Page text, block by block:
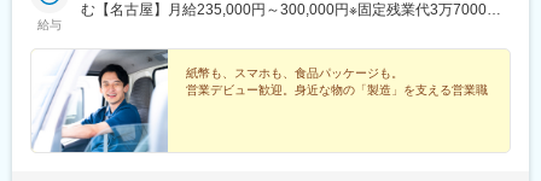
給与
む【名古屋】月給235,000円～300,000円※固定残業代3万7000円
円を含む【長野】月給215,000円～300,000円※固定残業代3万円を
含む【九州】月給207,000円～300,000円※固定残業代2万7000円
を含む※固定残業代は、時間外労働の有無に関わらず月20時間分
を支給上記を超える時間外労働分は追加で支給
紙幣も、スマホも、食品パッケージも。
営業デビュー歓迎。身近な物の「製造」を支える営業職